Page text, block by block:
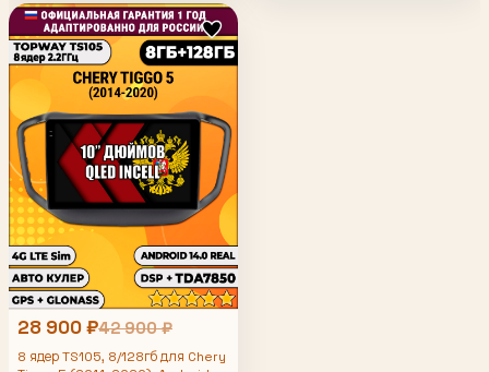
28 900 ₽42 900 ₽
8 ядер TS105, 8/128гб для Chery